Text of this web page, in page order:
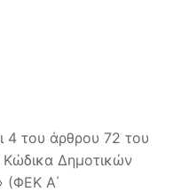
4 του άρθρου 72 του
Δημοτικών
(ΦΕΚ Α΄